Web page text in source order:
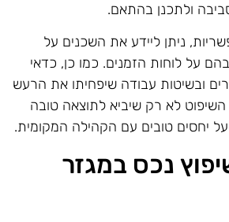
ולתכנן בהתאם.
ניתן ליידע את השכנים על
על לוחות הזמנים. כמו כן, כדאי
ובשיטות עבודה שיפחיתו את הרעש
השיפוט לא רק שיביא לתוצאה טובה
יחסים טובים עם הקהילה המקומית.
נכס במגזר